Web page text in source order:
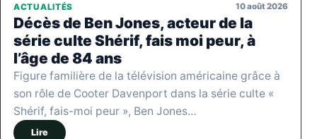
ACTUALITÉS 10 août 2026
Décès de Ben Jones, acteur de la
série culte Shérif, fais moi peur, à
l’âge de 84 ans
Figure familière de la télévision américaine grâce à
son rôle de Cooter Davenport dans la série culte «
Shérif, fais-moi peur », Ben Jones…
Lire